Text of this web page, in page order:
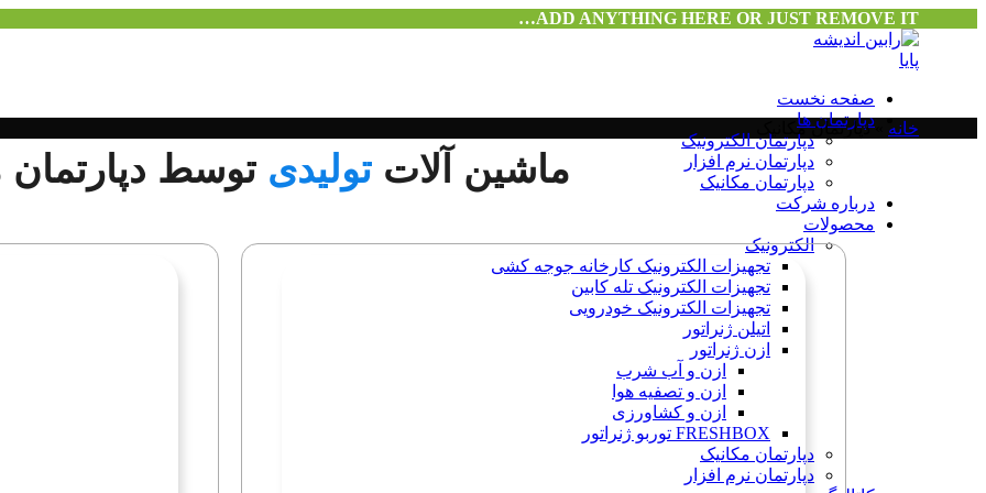
ADD ANYTHING HERE OR JUST REMOVE IT…
صفحه نخست
دپارتمان ها
دپارتمان الکترونیک
دپارتمان نرم افزار
دپارتمان مکانیک
درباره شرکت
محصولات
الکترونیک
تجهیزات الکترونیک کارخانه جوجه کشی
تجهیزات الکترونیک تله کابین
تجهیزات الکترونیک خودرویی
اتیلن ژنراتور
ازن ژنراتور
ازن و آب شرب
ازن و تصفیه هوا
ازن و کشاورزی
FRESHBOX توربو ژنراتور
دپارتمان مکانیک
دپارتمان نرم افزار
خانه »دپارتمان مکانیک
ماشین آلات تولیدی توسط دپارتمان